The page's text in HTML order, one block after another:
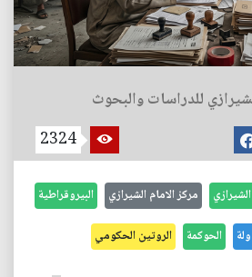
للدراسات والبحوث
2324
مركز الامام الشيرازي البيروقراطية
الحوكمة الروتين الحكومي